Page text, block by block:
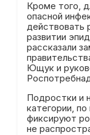
Кроме того,
опасной
действовать
развитии
рассказали
Ющук и
Подростки и
категории,
фиксируют
не